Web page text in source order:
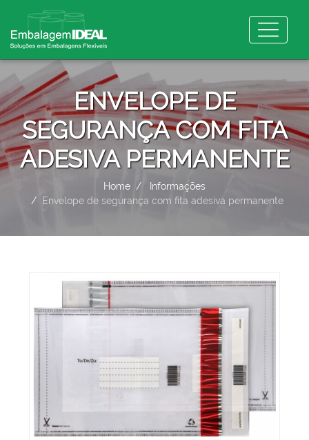
ENVELOPE DE
SEGURANÇA COM FITA
ADESIVA PERMANENTE
Home
Informações
Envelope de segurança com fita adesiva permanente